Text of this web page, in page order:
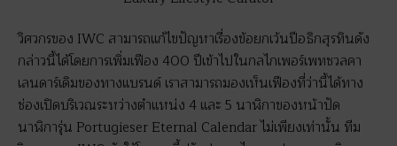
วิศวกรของ IWC สามารถแก้ไขปัญหาเรื่องข้อยกเว้นปีอธิกสุรทินดัง
กล่าวนี้ได้โดยการเพิ่มเฟือง 400 ปีเข้าไปในกลไกเพอร์เพทชวลคา
เลนดาร์เดิมของทางแบรนด์ เราสามารถมองเห็นเฟืองที่ว่านี้ได้ทาง
ช่องเปิดบริเวณระหว่างตำแหน่ง 4 และ 5 นาฬิกาของหน้าปัด
นาฬิการุ่น Portugieser Eternal Calendar ไม่เพียงเท่านั้น ทีม